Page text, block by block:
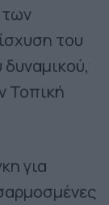
των
του
Τοπική
για